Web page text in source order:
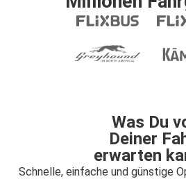
Was Du
Deiner
erwarten
Schnelle, einfache und günstige